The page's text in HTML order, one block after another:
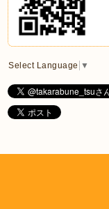
Select Language ▼